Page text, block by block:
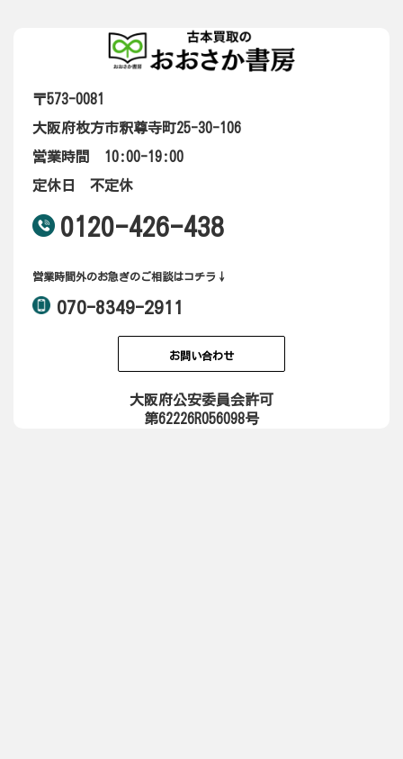
〒573-0081
大阪府枚方市釈尊寺町25-30-106
営業時間 10:00-19:00
定休日 不定休
0120-426-438
営業時間外のお急ぎのご相談はコチラ↓
070-8349-2911
お問い合わせ
大阪府公安委員会許可
第62226R056098号